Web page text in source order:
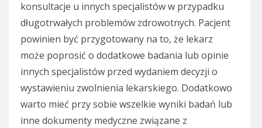
konsultacje u innych specjalistów w przypadku
długotrwałych problemów zdrowotnych. Pacjent
powinien być przygotowany na to, że lekarz
może poprosić o dodatkowe badania lub opinie
innych specjalistów przed wydaniem decyzji o
wystawieniu zwolnienia lekarskiego. Dodatkowo
warto mieć przy sobie wszelkie wyniki badań lub
inne dokumenty medyczne związane z